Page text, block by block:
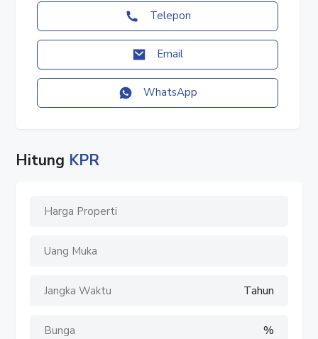
#rumahjakartatimur
#rumahpinggirjalanraya
#rumahdijual
#rumah2lantai
#sewarumah
#rumah
Telepon
Email
WhatsApp
Hitung KPR
Tahun
%